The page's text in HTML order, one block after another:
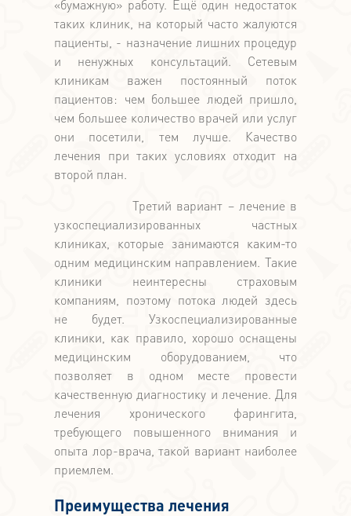
«бумажную» работу. Ещё один недостаток
таких клиник, на который часто жалуются
пациенты, - назначение лишних процедур
и ненужных консультаций. Сетевым
клиникам важен постоянный поток
пациентов: чем большее людей пришло,
чем большее количество врачей или услуг
они посетили, тем лучше. Качество
лечения при таких условиях отходит на
второй план.
Третий вариант – лечение в
узкоспециализированных частных
клиниках, которые занимаются каким-то
одним медицинским направлением. Такие
клиники неинтересны страховым
компаниям, поэтому потока людей здесь
не будет. Узкоспециализированные
клиники, как правило, хорошо оснащены
медицинским оборудованием, что
позволяет в одном месте провести
качественную диагностику и лечение. Для
лечения хронического фарингита,
требующего повышенного внимания и
опыта лор-врача, такой вариант наиболее
приемлем.
Преимущества лечения